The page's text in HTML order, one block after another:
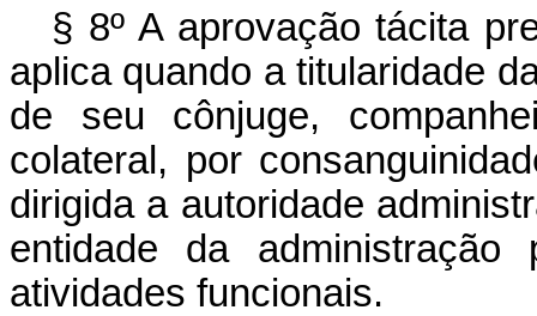
§ 8º A aprovação tácita
aplica quando a titularidade
de seu cônjuge,
colateral, por
dirigida a autoridade
entidade da
atividades funcionais.